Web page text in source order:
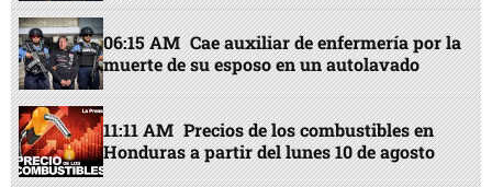
06:15 AM Cae auxiliar de enfermería por la
muerte de su esposo en un autolavado
11:11 AM Precios de los combustibles en
Honduras a partir del lunes 10 de agosto